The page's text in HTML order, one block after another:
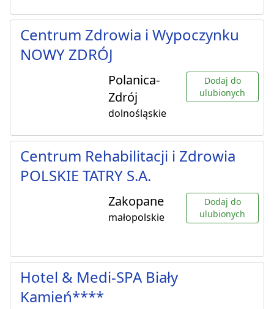
Centrum Zdrowia i Wypoczynku
NOWY ZDRÓJ
Polanica-
Zdrój
dolnośląskie
Dodaj do
ulubionych
Centrum Rehabilitacji i Zdrowia
POLSKIE TATRY S.A.
Zakopane
małopolskie
Dodaj do
ulubionych
Hotel & Medi-SPA Biały
Kamień****